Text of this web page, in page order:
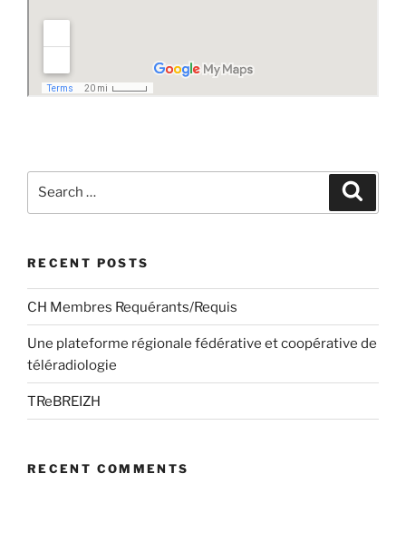
RECENT POSTS
CH Membres Requérants/Requis
Une plateforme régionale fédérative et coopérative de
téléradiologie
TReBREIZH
RECENT COMMENTS